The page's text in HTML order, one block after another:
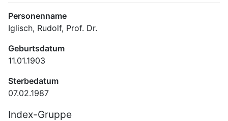
Personenname
Iglisch, Rudolf, Prof. Dr.
Geburtsdatum
11.01.1903
Sterbedatum
07.02.1987
Index-Gruppe